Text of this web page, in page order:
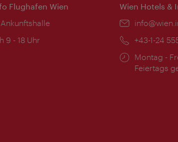
Flughafen Wien
9 - 18 Uhr
Wien Hotels &
Email:
Telefon:
+43-1-24
Montag -
Feiertags